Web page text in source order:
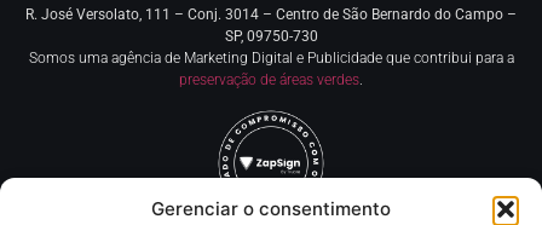
Gerenciar o consentimento
R. José Versolato, 111 – Conj. 3014 – Centro de São Bernardo do Campo –
SP, 09750-730
Somos uma agência de Marketing Digital e Publicidade que contribui para a
preservação de áreas verdes.